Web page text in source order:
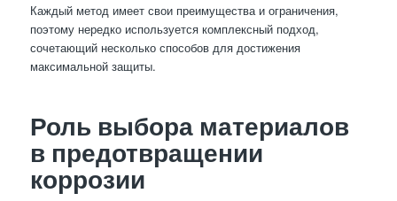
Каждый метод имеет свои преимущества и ограничения,
поэтому нередко используется комплексный подход,
сочетающий несколько способов для достижения
максимальной защиты.
Роль выбора материалов
в предотвращении
коррозии